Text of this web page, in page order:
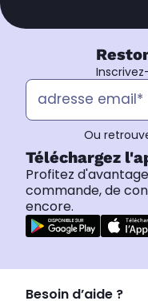
Ou
Téléchargez
Profitez
commande, de
encore.
Besoin d’aide ?